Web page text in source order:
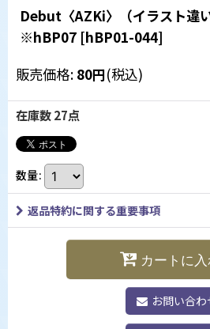
Debut〈AZKi〉（イラスト違
※hBP07 [hBP01-044]
販売価格: 80円(税込)
在庫数 27点
数量:
返品特約に関する重要事項
カートに
お問い合わ